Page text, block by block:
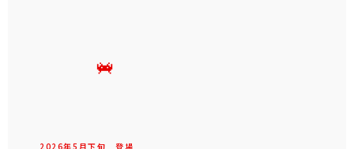
2026年5 月下旬 登場